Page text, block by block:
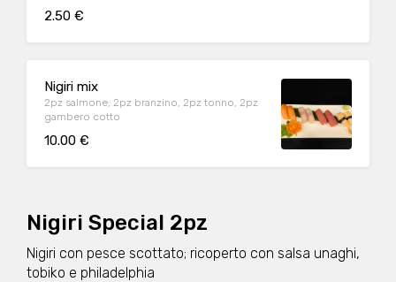
2.50 €
Nigiri mix
2pz salmone, 2pz branzino, 2pz tonno, 2pz
gambero cotto
10.00 €
Nigiri Special 2pz
Nigiri con pesce scottato; ricoperto con salsa unaghi,
tobiko e philadelphia